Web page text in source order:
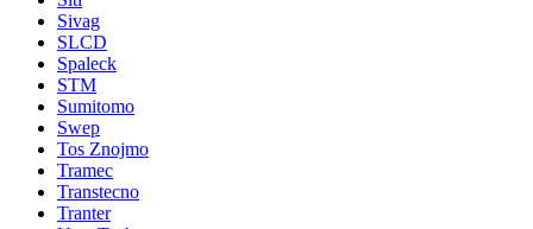
Sivag
SLCD
Spaleck
STM
Sumitomo
Swep
Tos Znojmo
Tramec
Transtecno
Tranter